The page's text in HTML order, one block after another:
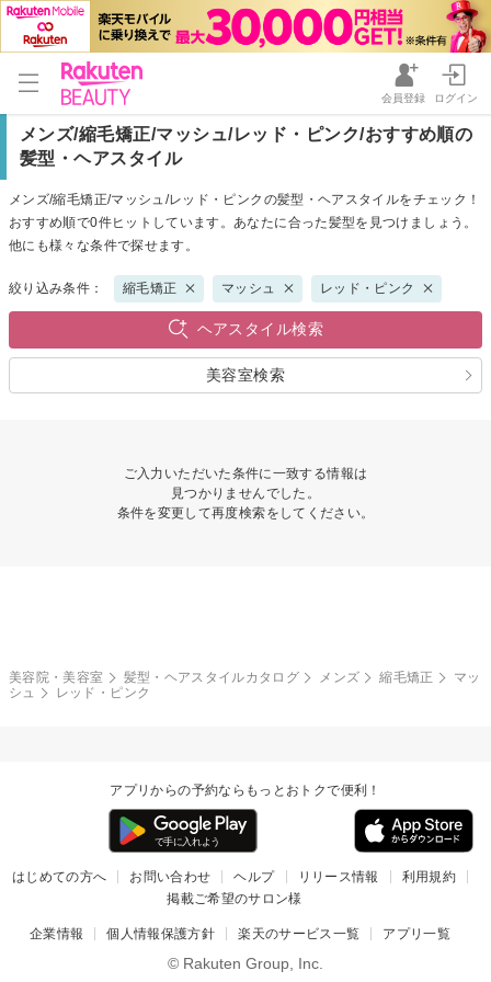
会員登録 ログイン
メンズ/縮毛矯正/マッシュ/レッド・ピンク/おすすめ順の
髪型・ヘアスタイル
メンズ/縮毛矯正/マッシュ/レッド・ピンクの髪型・ヘアスタイルをチェック！
おすすめ順で0件ヒットしています。あなたに合った髪型を見つけましょう。
他にも様々な条件で探せます。
絞り込み条件： 縮毛矯正 マッシュ レッド・ピンク
ヘアスタイル検索
美容室検索
ご入力いただいた条件に一致する情報は
見つかりませんでした。
条件を変更して再度検索をしてください。
美容院・美容室 髪型・ヘアスタイルカタログ メンズ 縮毛矯正
マッ
シュ
レッド・ピンク
アプリからの予約ならもっとおトクで便利！
はじめての方へ お問い合わせ ヘルプ リリース情報
利用規約
掲載ご希望のサロン様
企業情報 個人情報保護方針 楽天のサービス一覧 アプリ一覧
© Rakuten Group, Inc.